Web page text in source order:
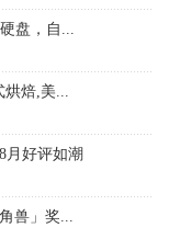
盘，自...
烘焙,美...
月好评如潮
兽」奖...